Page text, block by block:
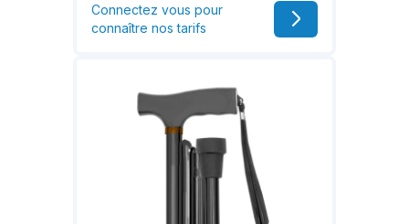
Connectez vous pour
connaître nos tarifs